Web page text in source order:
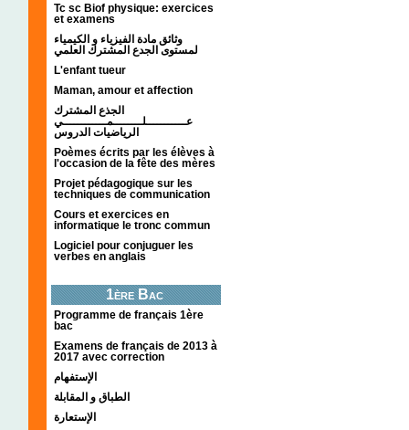
Tc sc Biof physique: exercices
et examens
وثائق مادة الفيزياء و الكيمياء
L'enfant tueur
Maman, amour et affection
الجذع المشترك
عـــــــــــلــــــــمــــــــــــي
الرياضيات الدروس
Poèmes écrits par les élèves à
l'occasion de la fête des mères
Projet pédagogique sur les
techniques de communication
Cours et exercices en
informatique le tronc commun
Logiciel pour conjuguer les
verbes en anglais
1ère Bac
Programme de français 1ère
bac
Examens de français de 2013 à
2017 avec correction
الإستفهام
الطباق و المقابلة
الإستعارة